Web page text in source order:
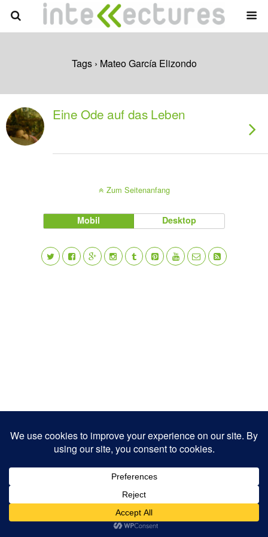
Tags › Mateo García Elizondo
Eine Ode auf das Leben
Zum Seitenanfang
Mobil Desktop